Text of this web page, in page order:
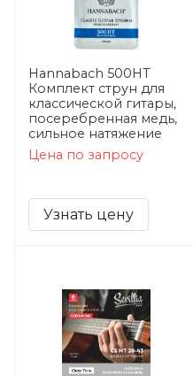
Hannabach 500HT
Комплект струн для
классической гитары,
посеребренная медь,
сильное натяжение
Цена по запросу
Узнать цену